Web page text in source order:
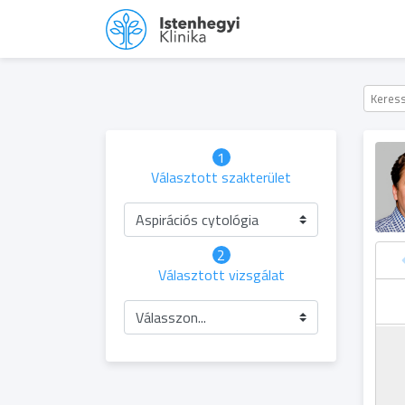
1
Választott szakterület
Aspirációs cytológia
2
Választott vizsgálat
Válasszon...
05.07